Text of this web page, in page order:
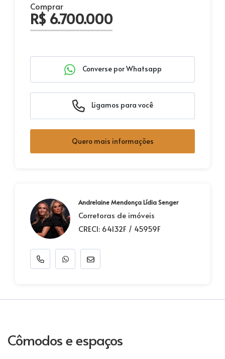
Comprar
R$ 6.700.000
Converse por Whatsapp
Ligamos para você
Quero mais informações
Andrelaine Mendonça Lídia Senger
Corretoras de imóveis
CRECI: 64132F / 45959F
Cômodos e espaços